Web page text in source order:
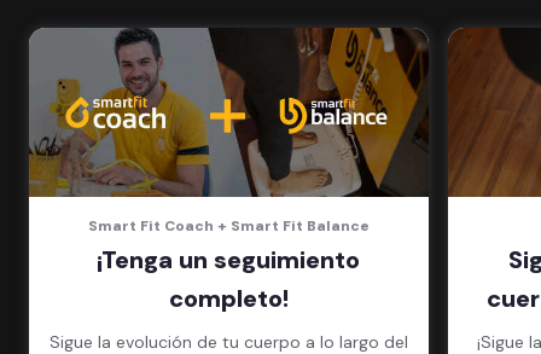
5 invitados al mes en el gimnasio
que quieras
Smart Fit Coach + Smart Fit Balance
¡Tenga un seguimiento
completo!
Sigue la evolución de tu cuerpo a lo largo del
¡Sigue